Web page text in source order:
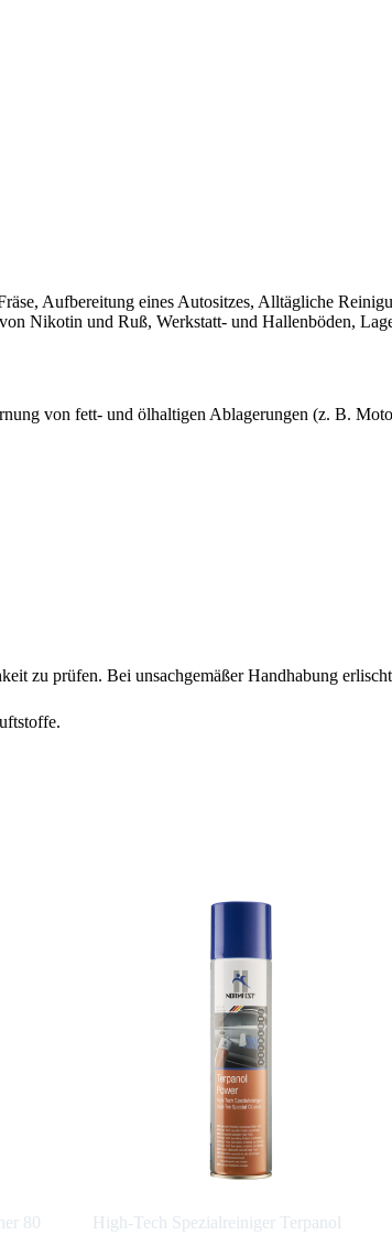
Aufbereitung eines Autositzes, Alltägliche
Nikotin und Ruß, Werkstatt- und Hallenböden,
von fett- und ölhaltigen Ablagerungen (z. B.
zu prüfen. Bei unsachgemäßer Handhabung
80
High-Tech Spezialreiniger Terpanol